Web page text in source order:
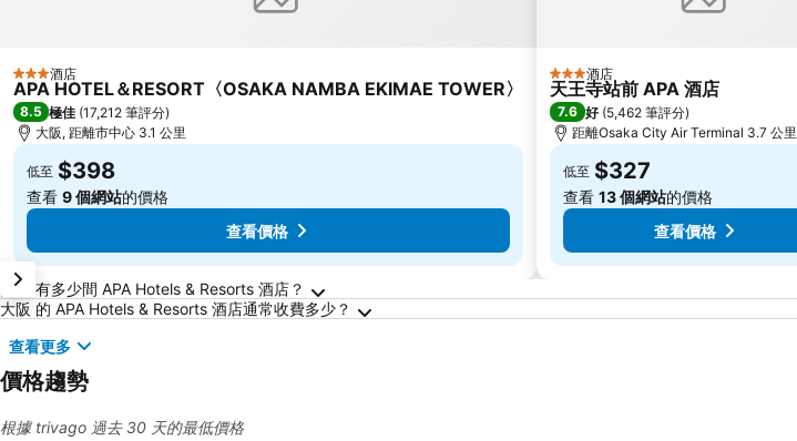
3 星級酒店
APA HOTEL＆RESORT〈OSAKA NAMBA EKIMAE TOWER〉
8.5 極佳 (17,212 筆評分)
大阪, 距離市中心 3.1 公里
低至 $398
查看 9 個網站的價格
查看價格
3 星級酒店
天王寺站前 APA 酒店
7.6 好 (5,462 筆評分)
距離Osaka City Air Terminal 3.7 公里
低至 $327
查看 13 個網站的價格
查看價格
關於大阪的常見問答
大阪 有多少間 APA Hotels & Resorts 酒店？
大阪 的 APA Hotels & Resorts 酒店通常收費多少？
查看更多
價格趨勢
根據 trivago 過去 30 天的最低價格